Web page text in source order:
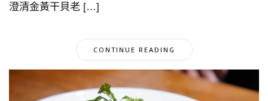
澄清金黃干貝老 […]
CONTINUE READING